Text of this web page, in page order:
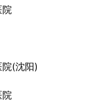
院
(沈阳)
院